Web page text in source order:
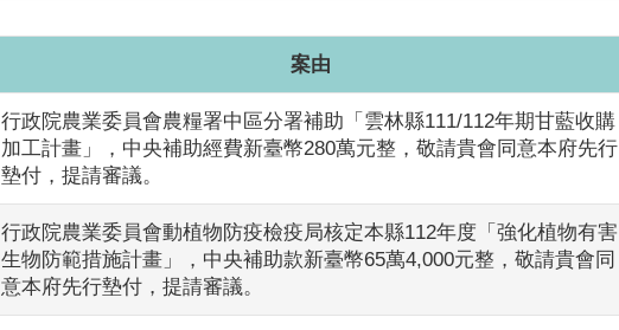
案由
行政院農業委員會農糧署中區分署補助「雲林縣111/112年期甘藍收購
加工計畫」，中央補助經費新臺幣280萬元整，敬請貴會同意本府先行
墊付，提請審議。
行政院農業委員會動植物防疫檢疫局核定本縣112年度「強化植物有害
生物防範措施計畫」，中央補助款新臺幣65萬4,000元整，敬請貴會同
意本府先行墊付，提請審議。